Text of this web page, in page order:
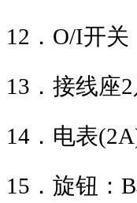
12 ． O/I开关
13 ．接线座2
14 ．电表
15 ．旋钮： B